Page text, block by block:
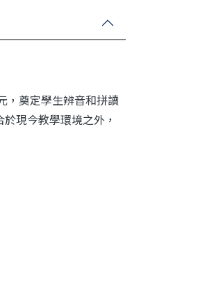
，奠定學生辨音和拼讀
現今教學環境之外，